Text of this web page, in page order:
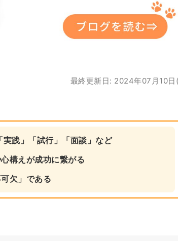
最終更新日: 2024年07月10日
践」「試行」「面談」など
構えが成功に繋がる
欠」である